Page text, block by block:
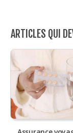
ARTICLES QUI